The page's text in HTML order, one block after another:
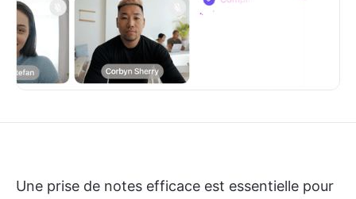
Une prise de notes efficace est essentielle pour